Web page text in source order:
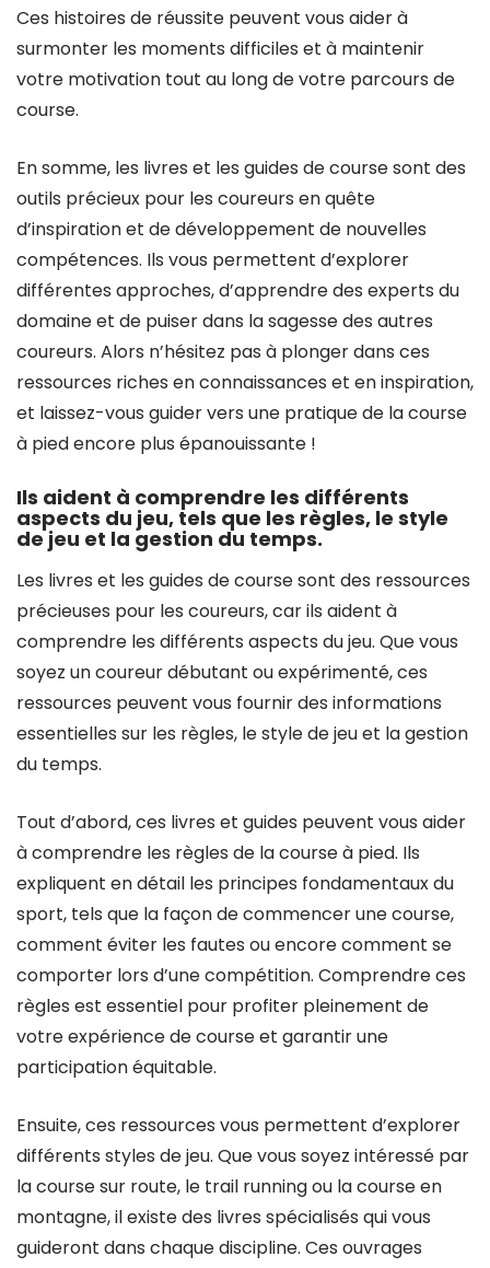
Ces histoires de réussite peuvent vous aider à
surmonter les moments difficiles et à maintenir
votre motivation tout au long de votre parcours de
course.
En somme, les livres et les guides de course sont des
outils précieux pour les coureurs en quête
d’inspiration et de développement de nouvelles
compétences. Ils vous permettent d’explorer
différentes approches, d’apprendre des experts du
domaine et de puiser dans la sagesse des autres
coureurs. Alors n’hésitez pas à plonger dans ces
ressources riches en connaissances et en inspiration,
et laissez-vous guider vers une pratique de la course
à pied encore plus épanouissante !
Ils aident à comprendre les différents
aspects du jeu, tels que les règles, le style
de jeu et la gestion du temps.
Les livres et les guides de course sont des ressources
précieuses pour les coureurs, car ils aident à
comprendre les différents aspects du jeu. Que vous
soyez un coureur débutant ou expérimenté, ces
ressources peuvent vous fournir des informations
essentielles sur les règles, le style de jeu et la gestion
du temps.
Tout d’abord, ces livres et guides peuvent vous aider
à comprendre les règles de la course à pied. Ils
expliquent en détail les principes fondamentaux du
sport, tels que la façon de commencer une course,
comment éviter les fautes ou encore comment se
comporter lors d’une compétition. Comprendre ces
règles est essentiel pour profiter pleinement de
votre expérience de course et garantir une
participation équitable.
Ensuite, ces ressources vous permettent d’explorer
différents styles de jeu. Que vous soyez intéressé par
la course sur route, le trail running ou la course en
montagne, il existe des livres spécialisés qui vous
guideront dans chaque discipline. Ces ouvrages